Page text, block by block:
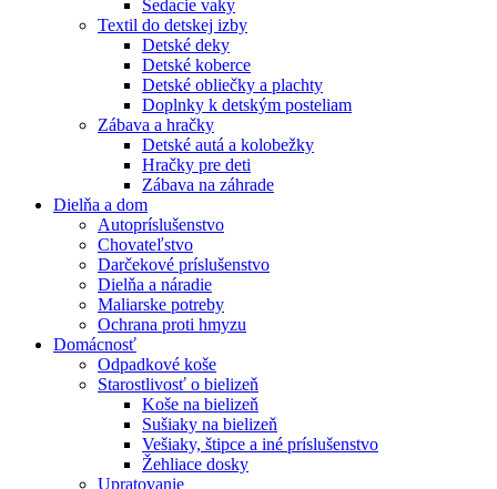
Sedacie vaky
Textil do detskej izby
Detské deky
Detské koberce
Detské obliečky a plachty
Doplnky k detským posteliam
Zábava a hračky
Detské autá a kolobežky
Hračky pre deti
Zábava na záhrade
Dielňa a dom
Autopríslušenstvo
Chovateľstvo
Darčekové príslušenstvo
Dielňa a náradie
Maliarske potreby
Ochrana proti hmyzu
Domácnosť
Odpadkové koše
Starostlivosť o bielizeň
Koše na bielizeň
Sušiaky na bielizeň
Vešiaky, štipce a iné príslušenstvo
Žehliace dosky
Upratovanie